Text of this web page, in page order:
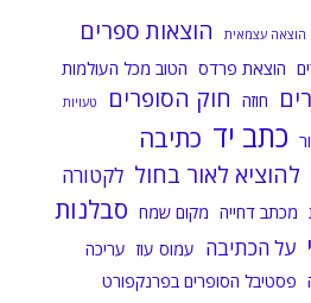
הוצאה עצמאית הוצאות ספרים
הוצאת פרדס הטוב מכל העולמות
חוזה חוק הסופרים טעויות
כתב יד כתיבה
להוציא לאור בחול לקטורה
מכתב דחייה מקום שמח סבלנות
על הכתיבה עמוס עוז עריכה
פסטיבל הסופרים בפרנקפורט